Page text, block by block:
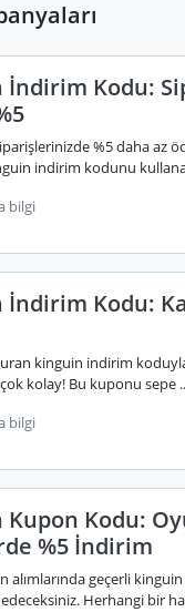
İndirim Kodu:
%5 daha az
indirim kodunu
bilgi
Kodu:
kinguin indirim
kolay! Bu kuponu sepe
bilgi
Kupon Kodu:
%5 İndirim
alımlarında geçerli
Herhangi bir